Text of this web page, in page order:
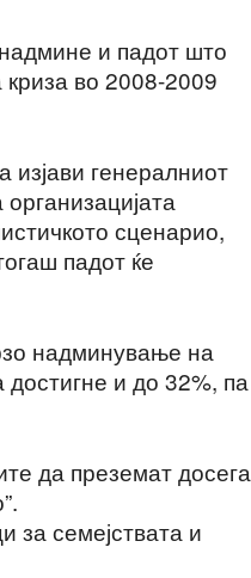
и падот што
во 2008-2009
генералниот
сценарио,
падот ќе
надминување на
достигне и до 32%, па
да преземат досега
за семејствата и